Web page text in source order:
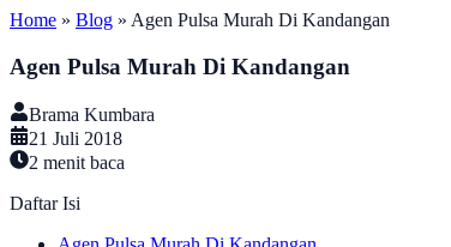
Home » Blog » Agen Pulsa Murah Di Kandangan
Agen Pulsa Murah Di Kandangan
Brama Kumbara
21 Juli 2018
2 menit baca
Daftar Isi